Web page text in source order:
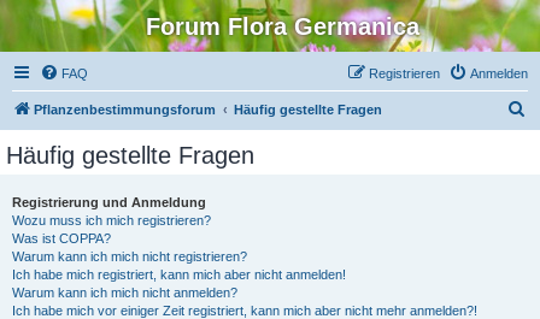
Forum Flora Germanica
FAQ Anmelden
Registrieren
Pflanzenbestimmungsforum Häufig gestellte Fragen
Häufig gestellte Fragen
Registrierung und Anmeldung
Wozu muss ich mich registrieren?
Was ist COPPA?
Warum kann ich mich nicht registrieren?
Ich habe mich registriert, kann mich aber nicht anmelden!
Warum kann ich mich nicht anmelden?
Ich habe mich vor einiger Zeit registriert, kann mich aber nicht mehr anmelden?!